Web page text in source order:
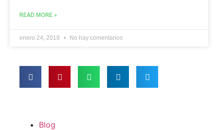
READ MORE »
enero 24, 2018 No hay comentarios
Blog